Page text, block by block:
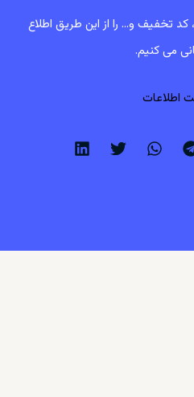
کد تخفیف و... را از این طریق اطلاع
می کنیم.
اطلاعات